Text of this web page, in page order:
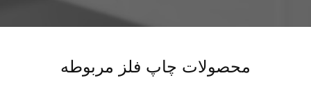
محصولات چاپ فلز مربوطه